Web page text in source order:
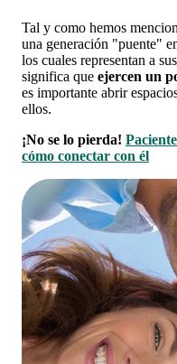
Tal y como hemos
una generación "puente"
los cuales representan a
significa que ejercen un
es importante abrir
ellos.
¡No se lo pierda!
cómo conectar con él